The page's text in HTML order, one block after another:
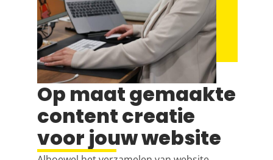
Op maat gemaakte
content creatie
voor jouw website